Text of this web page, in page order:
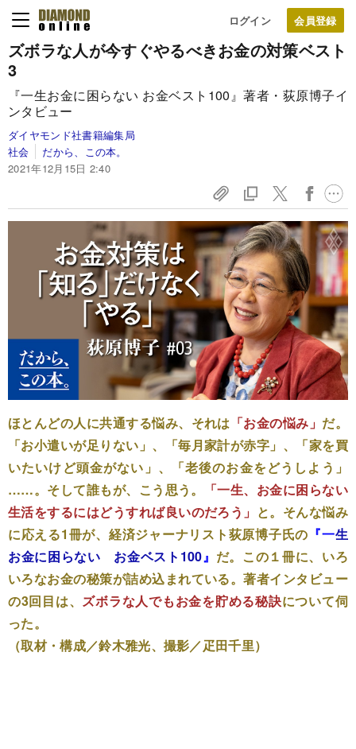
ログイン
ズボラな人が今すぐやるべきお金の対策ベスト
3
『一生お金に困らない お金ベスト100』著者・荻原博子イ
ンタビュー
ダイヤモンド社書籍編集局
社会
だから、この本。
2021年12月15日 2:40
ほとんどの人に共通する悩み、それは 「お金の悩み」 だ。
「お小遣いが足りない」、「毎月家計が赤字」、「家を買
いたいけど頭金がない」、「老後のお金をどうしよう」
……。そして誰もが、こう思う。
「一生、お金に困らない
生活をするにはどうすれば良いのだろう」 と。そんな悩み
に応える1冊が、経済ジャーナリスト荻原博子氏の 『一生
お金に困らない お金ベスト100』 だ。この１冊に、いろ
いろなお金の秘策が詰め込まれている。著者インタビュー
の3回目は、 ズボラな人でもお金を貯める秘訣について伺
った。
（取材・構成／鈴木雅光、撮影／疋田千里）